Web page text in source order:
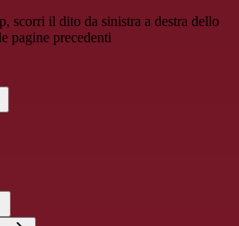
scorri il dito da sinistra a destra dello
pagine precedenti